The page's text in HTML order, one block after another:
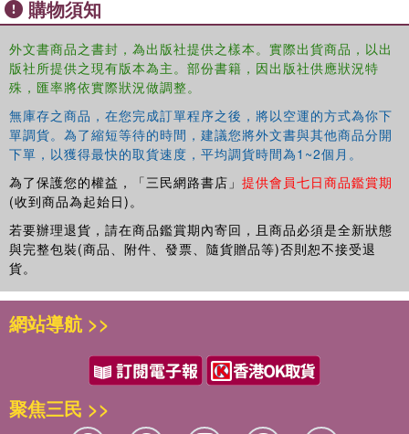
his autobiographical masterpiece,
購物須知
外文書商品之書封，為出版社提供之樣本。實際出貨商品，以出
版社所提供之現有版本為主。部份書籍，因出版社供應狀況特
殊，匯率將依實際狀況做調整。
無庫存之商品，在您完成訂單程序之後，將以空運的方式為你下
單調貨。為了縮短等待的時間，建議您將外文書與其他商品分開
下單，以獲得最快的取貨速度，平均調貨時間為1~2個月。
為了保護您的權益，「三民網路書店」 提供會員七日商品鑑賞期
(收到商品為起始日)。
若要辦理退貨，請在商品鑑賞期內寄回，且商品必須是全新狀態
與完整包裝(商品、附件、發票、隨貨贈品等)否則恕不接受退
貨。
網站導航 >>
聚焦三民 >>